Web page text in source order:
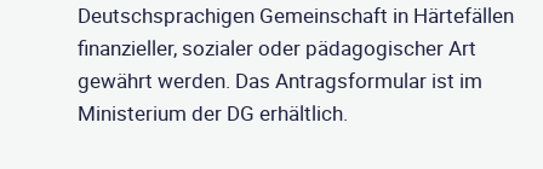
Deutschsprachigen Gemeinschaft in Härtefällen
finanzieller, sozialer oder pädagogischer Art
gewährt werden. Das Antragsformular ist im
Ministerium der DG erhältlich.